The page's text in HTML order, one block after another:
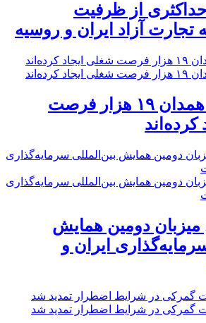
از ظرفیت
تجارت آزاد ایران و روسیه
تعاونی‌های همدان ۱۹ هزار فرصت
میزبان دومین همایش
ایران و